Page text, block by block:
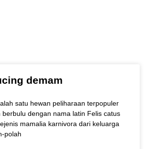
demam
satu hewan peliharaan terpopuler
berbulu dengan nama latin Felis catus
mamalia karnivora dari keluarga
polah